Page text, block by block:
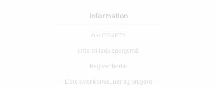
Information
Om CEMETY
Ofte stillede spørgsmål
Begivenheder
Liste over kommuner og brugere